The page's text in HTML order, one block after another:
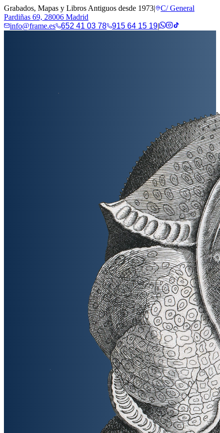
Grabados, Mapas y Libros Antiguos desde 1973|
C/ General
Pardiñas 69, 28006 Madrid
info@frame.es
652 41 03 78 915 64 15 19|